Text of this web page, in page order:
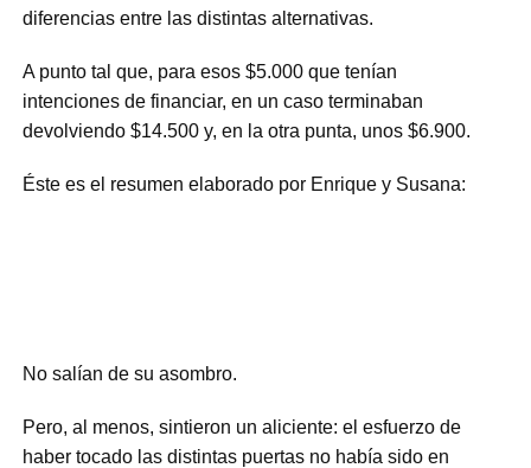
diferencias entre las distintas alternativas.
A punto tal que, para esos $5.000 que tenían
intenciones de financiar, en un caso terminaban
devolviendo $14.500 y, en la otra punta, unos $6.900.
Éste es el resumen elaborado por Enrique y Susana:
No salían de su asombro.
Pero, al menos, sintieron un aliciente: el esfuerzo de
haber tocado las distintas puertas no había sido en